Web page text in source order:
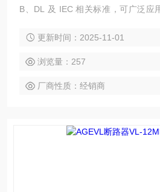
B、DL 及 IEC 相关标准，可广泛应
适用于新建或改扩建的中压变电站中
更新时间：2025-11-01
浏览量：257
厂商性质：经销商